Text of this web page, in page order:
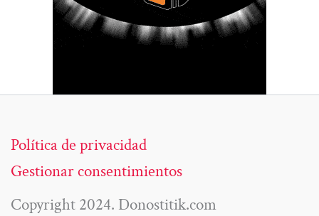
Política de privacidad
Gestionar consentimientos
Copyright 2024. Donostitik.com